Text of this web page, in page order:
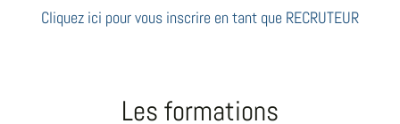
Cliquez ici pour vous inscrire en tant que RECRUTEUR
Les formations